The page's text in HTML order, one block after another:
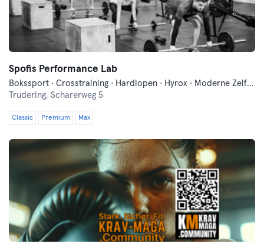
Spofis Performance Lab
Bokssport · Crosstraining · Hardlopen · Hyrox · Moderne Zelfverdediging · Yoga
Trudering, Scharerweg 5
Classic Premium Max